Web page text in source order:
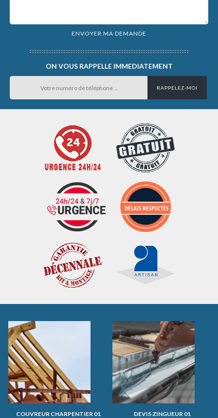
ON VOUS RAPPELLE IMMEDIATEMENT
COUVREUR CHARPENTIER 01 DEVIS ZINGUEUR 01